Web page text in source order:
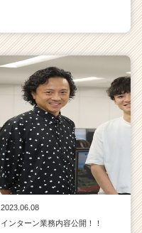
2023.06.08
インターン業務内容公開！！